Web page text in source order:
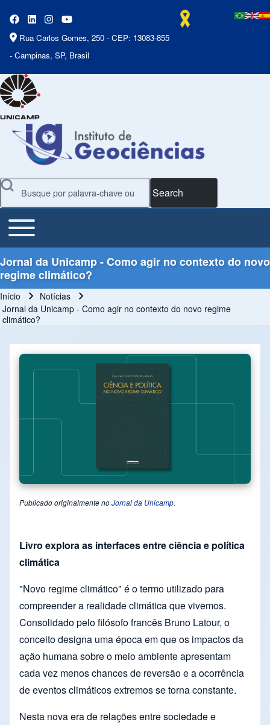
Rua Carlos Gomes, 250 - CEP: 13083-855
- Campinas, SP, Brasil
Search
Main Menu
Toggle main menu
Jornal da Unicamp - Como agir no contexto do novo
regime climático?
Trilha de navegação
Início
Notícias
Jornal da Unicamp - Como agir no contexto do novo regime
climático?
Publicado originalmente noJornal da Unicamp.
Livro explora as interfaces entre ciência e política
climática
"Novo regime climático" é o termo utilizado para
compreender a realidade climática que vivemos.
Consolidado pelo filósofo francês Bruno Latour, o
conceito designa uma época em que os impactos da
ação humana sobre o meio ambiente apresentam
cada vez menos chances de reversão e a ocorrência
de eventos climáticos extremos se torna constante.
Nesta nova era de relações entre sociedade e